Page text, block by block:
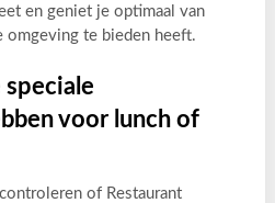
en geniet je optimaal van
omgeving te bieden heeft.
voor lunch of
of Restaurant